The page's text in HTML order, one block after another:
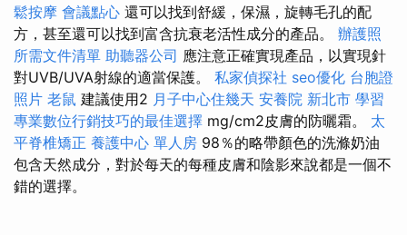
鬆按摩 會議點心 還可以找到舒緩，保濕，旋轉毛孔的配
方，甚至還可以找到富含抗衰老活性成分的產品。 辦護照
所需文件清單 助聽器公司 應注意正確實現產品​​，以實現針
對UVB/UVA射線的適當保護。 私家偵探社 seo優化 台胞證
照片 老鼠 建議使用2 月子中心住幾天 安養院 新北市 學習
專業數位行銷技巧的最佳選擇 mg/cm2皮膚的防曬霜。 太
平脊椎矯正 養護中心 單人房 98％的略帶顏色的洗滌奶油
包含天然成分，對於每天的每種皮膚和陰影來說都是一個不
錯的選擇。